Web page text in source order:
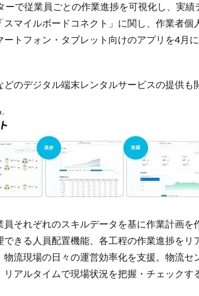
ーで従業員ごとの作業進捗を可視化し、実
マイルボードコネクト」に関し、作業者個
トフォン・タブレット向けのアプリを4月
のデジタル端末レンタルサービスの提供も
員それぞれのスキルデータを基に作業計画を
きる人員配置機能、各工程の作業進捗をリ
物流現場の日々の運営効率化を支援。物流セ
アルタイムで現場状況を把握・チェックす